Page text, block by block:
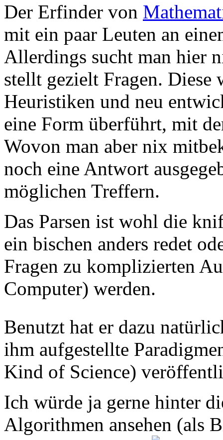
Der Erfinder von
mit ein paar Leuten an
Allerdings sucht man hier
stellt gezielt Fragen. Diese
Heuristiken und neu
eine Form überführt, mit
Wovon man aber nix
noch eine Antwort
möglichen Treffern.
Das Parsen ist wohl die
ein bischen anders redet
Fragen zu komplizierten
Computer) werden.
Benutzt hat er dazu
ihm aufgestellte
Kind of Science)
Ich würde ja gerne hinter
Algorithmen ansehen (als